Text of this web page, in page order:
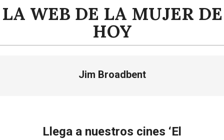
Saltar
alLA WEB DE LA MUJER DE
HOY
Jim Broadbent
Llega a nuestros cines ‘El